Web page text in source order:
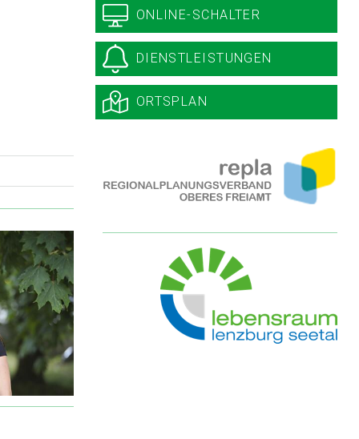
ONLINE-SCHALTER
DIENSTLEISTUNGEN
ORTSPLAN